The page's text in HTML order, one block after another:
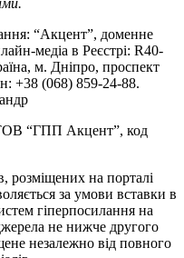
“Акцент”, доменне
медіа в Реєстрі: R40-
м. Дніпро, проспект
+38 (068) 859-24-88.
“ГПП Акцент”, код
розміщених на порталі
за умови вставки в
гіперпосилання на
не нижче другого
незалежно від повного